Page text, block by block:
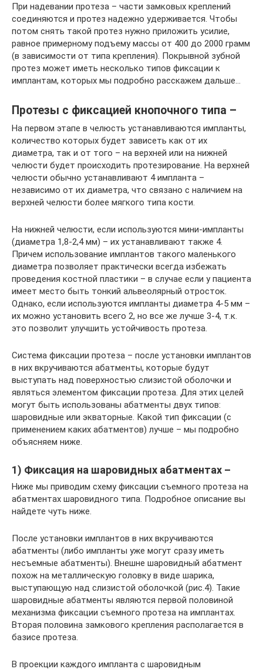
При надевании протеза – части замковых креплений
соединяются и протез надежно удерживается. Чтобы
потом снять такой протез нужно приложить усилие,
равное примерному подъему массы от 400 до 2000 грамм
(в зависимости от типа крепления). Покрывной зубной
протез может иметь несколько типов фиксации к
имплантам, которых мы подробно расскажем дальше…
Протезы с фиксацией кнопочного типа –
На первом этапе в челюсть устанавливаются импланты,
количество которых будет зависеть как от их
диаметра, так и от того – на верхней или на нижней
челюсти будет происходить протезирование. На верхней
челюсти обычно устанавливают 4 импланта –
независимо от их диаметра, что связано с наличием на
верхней челюсти более мягкого типа кости.
На нижней челюсти, если используются мини-импланты
(диаметра 1,8-2,4 мм) – их устанавливают также 4.
Причем использование имплантов такого маленького
диаметра позволяет практически всегда избежать
проведения костной пластики – в случае если у пациента
имеет место быть тонкий альвеолярный отросток.
Однако, если используются импланты диаметра 4-5 мм –
их можно установить всего 2, но все же лучше 3-4, т.к.
это позволит улучшить устойчивость протеза.
Система фиксации протеза – после установки имплантов
в них вкручиваются абатменты, которые будут
выступать над поверхностью слизистой оболочки и
являться элементом фиксации протеза. Для этих целей
могут быть использованы абатменты двух типов:
шаровидные или экваторные. Какой тип фиксации (с
применением каких абатментов) лучше – мы подробно
объясняем ниже.
1) Фиксация на шаровидных абатментах –
Ниже мы приводим схему фиксации съемного протеза на
абатментах шаровидного типа. Подробное описание вы
найдете чуть ниже.
После установки имплантов в них вкручиваются
абатменты (либо импланты уже могут сразу иметь
несъемные абатменты). Внешне шаровидный абатмент
похож на металлическую головку в виде шарика,
выступающую над слизистой оболочкой (рис.4). Такие
шаровидные абатменты являются первой половиной
механизма фиксации съемного протеза на имплантах.
Вторая половина замкового крепления располагается в
базисе протеза.
В проекции каждого импланта с шаровидным